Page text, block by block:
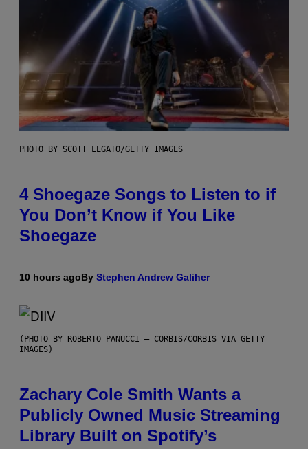
PHOTO BY SCOTT LEGATO/GETTY IMAGES
4 Shoegaze Songs to Listen to if
You Don’t Know if You Like
Shoegaze
10 hours agoBy Stephen Andrew Galiher
(PHOTO BY ROBERTO PANUCCI – CORBIS/CORBIS VIA GETTY
IMAGES)
Zachary Cole Smith Wants a
Publicly Owned Music Streaming
Library Built on Spotify’s